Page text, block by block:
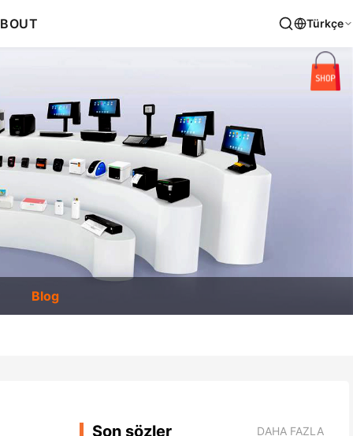
Türkçe
Blog
Son sözler DAHA FAZLA